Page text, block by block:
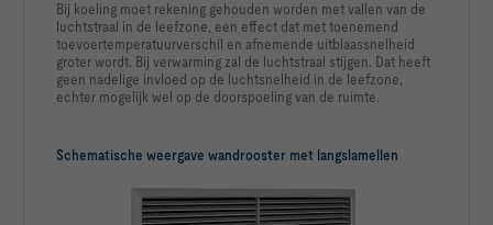
              Klepstand open   Klepstand 50 %   Klepstand
Schematische weergave wandrooster met langslamellen
Bij koeling moet rekening gehouden worden met vallen van de
luchtstraal in de leefzone, een effect dat met toenemend
toevoertemperatuurverschil en afnemende uitblaassnelheid
groter wordt. Bij verwarming zal de luchtstraal stijgen. Dat heeft
geen nadelige invloed op de luchtsnelheid in de leefzone,
echter mogelijk wel op de doorspoeling van de ruimte.